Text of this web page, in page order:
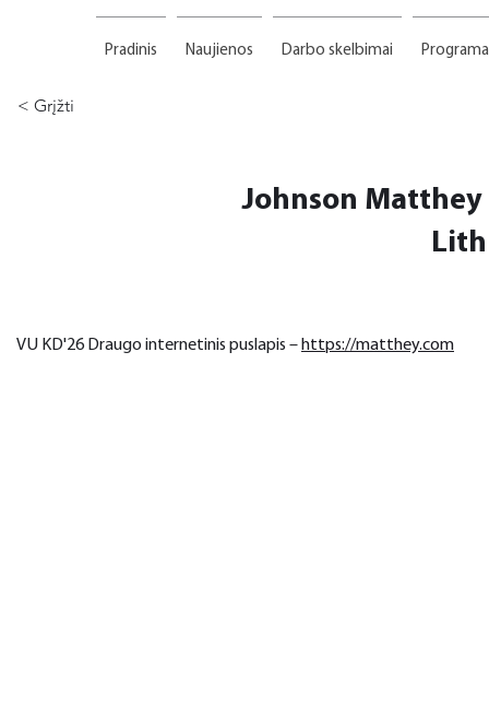
Pradinis Naujienos Darbo skelbimai Programa
< Grįžti
Johnson Matthey
VU KD'26 Draugo internetinis puslapis – https://matthey.com